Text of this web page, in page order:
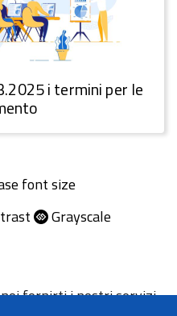
i termini per le
font size
Grayscale
fornirti i nostri servizi.